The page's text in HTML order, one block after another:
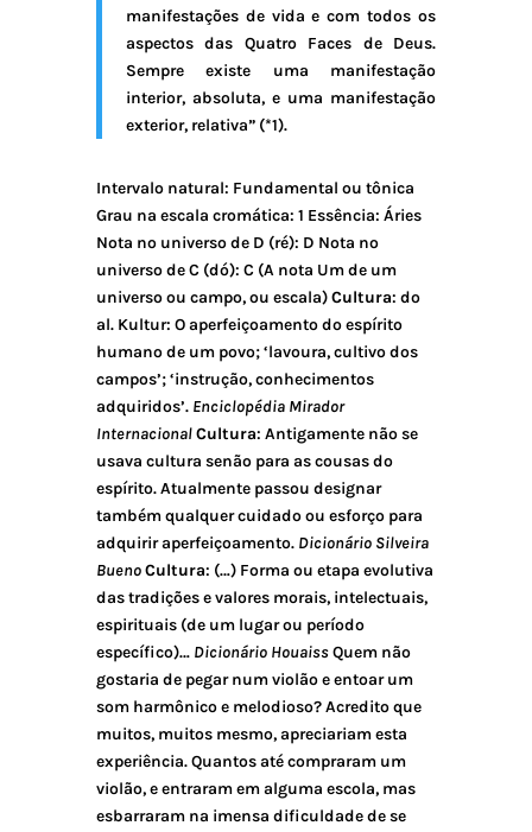
manifestações de vida e com todos os
aspectos das Quatro Faces de Deus.
Sempre existe uma manifestação
interior, absoluta, e uma manifestação
exterior, relativa” (*1).
Intervalo natural: Fundamental ou tônica
Grau na escala cromática: 1 Essência: Áries
Nota no universo de D (ré): D Nota no
universo de C (dó): C (A nota Um de um
universo ou campo, ou escala)Cultura: do
al. Kultur: O aperfeiçoamento do espírito
humano de um povo; ‘lavoura, cultivo dos
campos’; ‘instrução, conhecimentos
adquiridos’. Enciclopédia Mirador
InternacionalCultura: Antigamente não se
usava cultura senão para as cousas do
espírito. Atualmente passou designar
também qualquer cuidado ou esforço para
adquirir aperfeiçoamento. Dicionário Silveira
BuenoCultura: (…) Forma ou etapa evolutiva
das tradições e valores morais, intelectuais,
espirituais (de um lugar ou período
específico)… Dicionário HouaissQuem não
gostaria de pegar num violão e entoar um
som harmônico e melodioso? Acredito que
muitos, muitos mesmo, apreciariam esta
experiência. Quantos até compraram um
violão, e entraram em alguma escola, mas
esbarraram na imensa dificuldade de se